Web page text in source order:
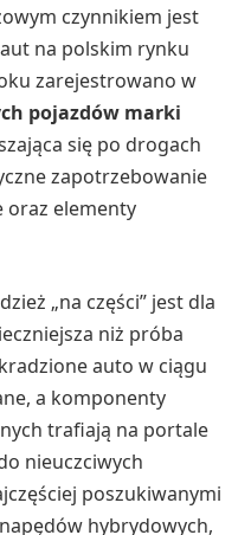
czynnikiem jest
na polskim rynku
zarejestrowano w
pojazdów marki
się po drogach
zapotrzebowanie
oraz elementy
„na części” jest dla
niż próba
auto w ciągu
a komponenty
trafiają na portale
nieuczciwych
poszukiwanymi
hybrydowych,